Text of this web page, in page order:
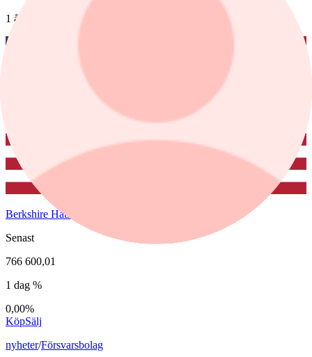
1 år
Berkshire Hathaway Inc Class A
Senast
766 600,01
1 dag %
0,00%
KöpSälj
nyheter/Försvarsbolag